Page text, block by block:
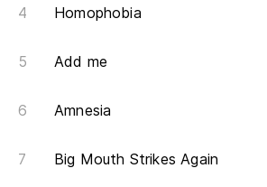
Homophobia
Add me
Amnesia
Big Mouth Strikes Again